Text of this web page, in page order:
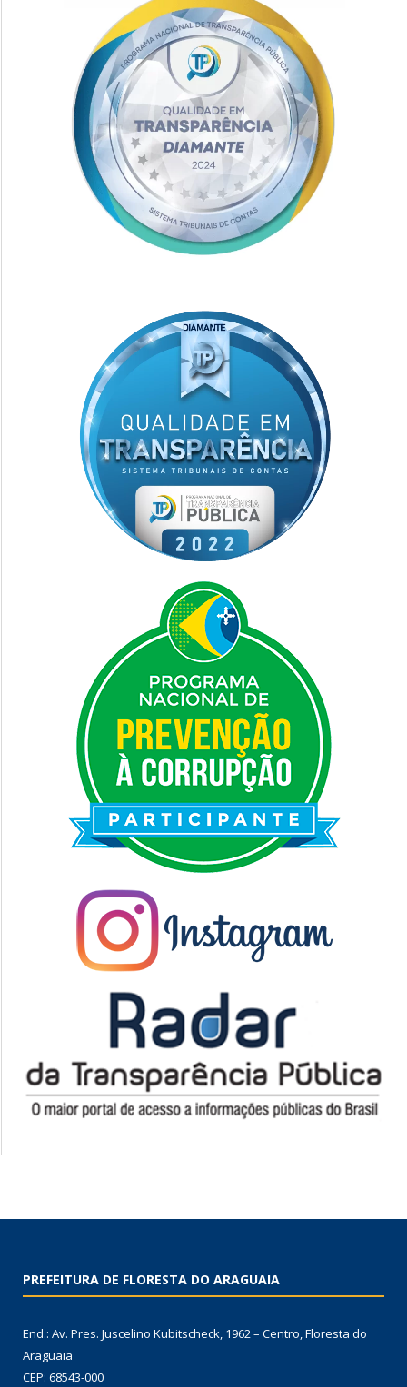
PREFEITURA DE FLORESTA DO ARAGUAIA
End.: Av. Pres. Juscelino Kubitscheck, 1962 – Centro, Floresta do
Araguaia
CEP: 68543-000